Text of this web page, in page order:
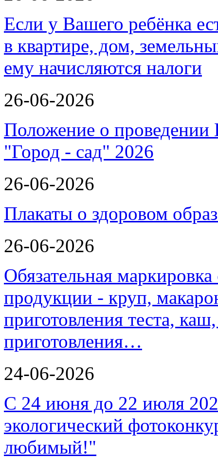
Если у Вашего ребёнка
в квартире, дом,
ему начисляются налоги
26-06-2026
Положение о проведении
"Город - сад" 2026
26-06-2026
Плакаты о здоровом
26-06-2026
Обязательная
продукции - круп,
приготовления теста,
приготовления…
24-06-2026
С 24 июня до 22 июля
экологический
любимый!"